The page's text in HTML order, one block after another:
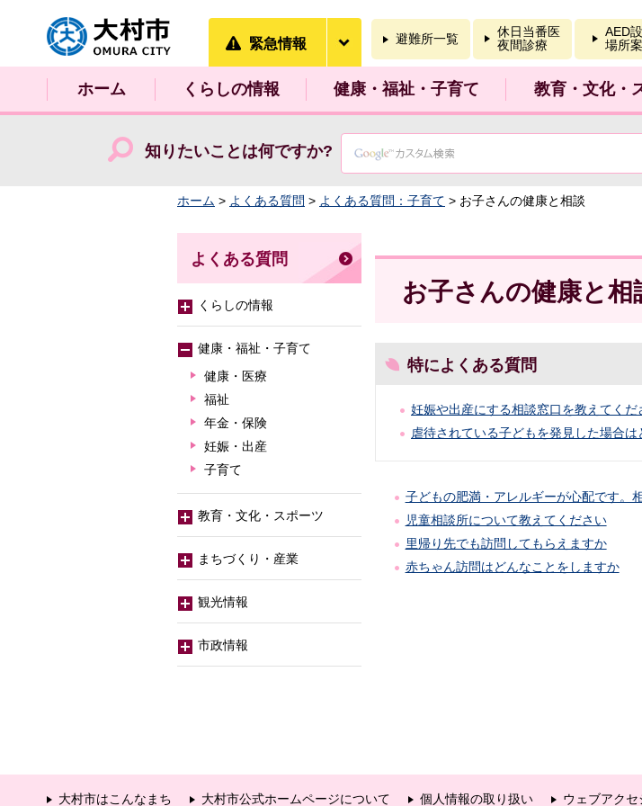
大村市
緊急情報 避難所一覧
休日当番医
夜間診療
AED
場所
ホーム くらしの情報 健康・福祉・子育て 教育・文化・
知りたいことは何ですか?
ホーム > よくある質問 > よくある質問：子育て > お子さんの健康と相談
お子さんの健康と相
特によくある質問
妊娠や出産にする相談窓口を教えてくだ
虐待されている子どもを発見した場合
子どもの肥満・アレルギーが心配です。
児童相談所について教えてください
里帰り先でも訪問してもらえますか
赤ちゃん訪問はどんなことをしますか
よくある質問
くらしの情報
健康・福祉・子育て
健康・医療
福祉
年金・保険
妊娠・出産
子育て
教育・文化・スポーツ
まちづくり・産業
観光情報
市政情報
大村市はこんなまち 大村市公式ホームページについて 個人情報の取り扱い ウェブアク